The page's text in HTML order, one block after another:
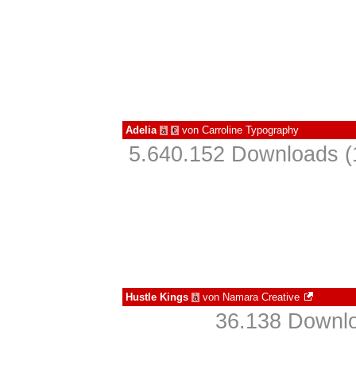
Adelia à € von Carroline Typography
5.640.152 Downloads
Hustle Kings à von Namara Creative
36.138